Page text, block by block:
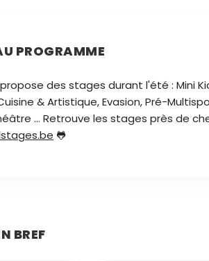
PROGRAMME
propose des stages durant l'été : Mini
& Artistique, Evasion, Pré-
... Retrouve les stages près de
🐸
BREF